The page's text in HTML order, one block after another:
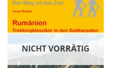
Zu
Wunschliste
hinzufügen
NICHT VORRÄTIG